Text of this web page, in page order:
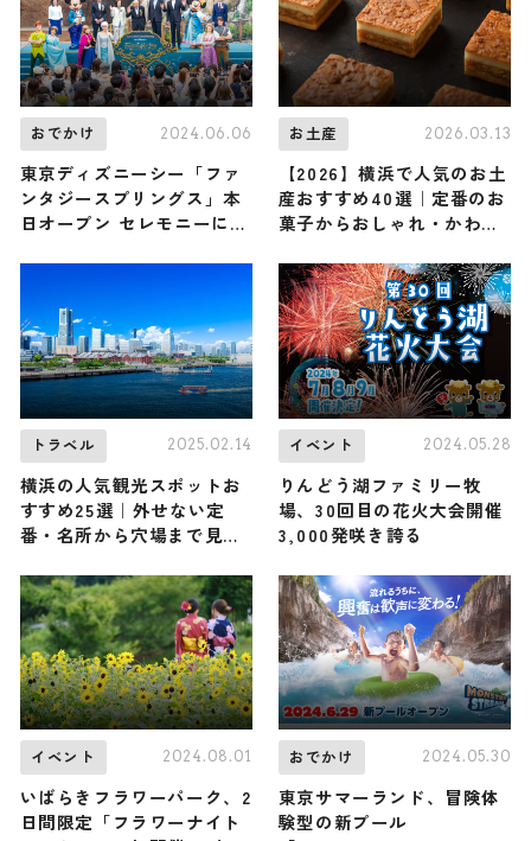
おでかけ 2024.06.06
東京ディズニーシー「ファ
ンタジースプリングス」本
日オープン セレモニーにミ
お土産 2026.03.13
【2026】横浜で人気のお土
産おすすめ40選｜定番のお
菓子からおしゃれ・かわい
性向けまで幅広く紹介
トラベル 2025.02.14
横浜の人気観光スポットお
すすめ25選｜外せない定
番・名所から穴場まで見ど
イベント 2024.05.28
りんどう湖ファミリー牧
場、30回目の花火大会開催
3,000発咲き誇る
イベント 2024.08.01
いばらきフラワーパーク、2
日間限定「フラワーナイト
おでかけ 2024.05.30
東京サマーランド、冒険体
験型の新プール